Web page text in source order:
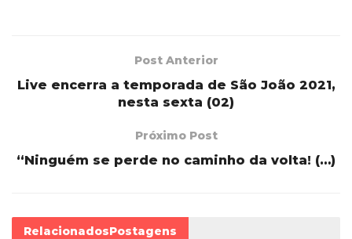
Post Anterior
Live encerra a temporada de São João 2021,
nesta sexta (02)
Próximo Post
“Ninguém se perde no caminho da volta! (…)
RelacionadosPostagens